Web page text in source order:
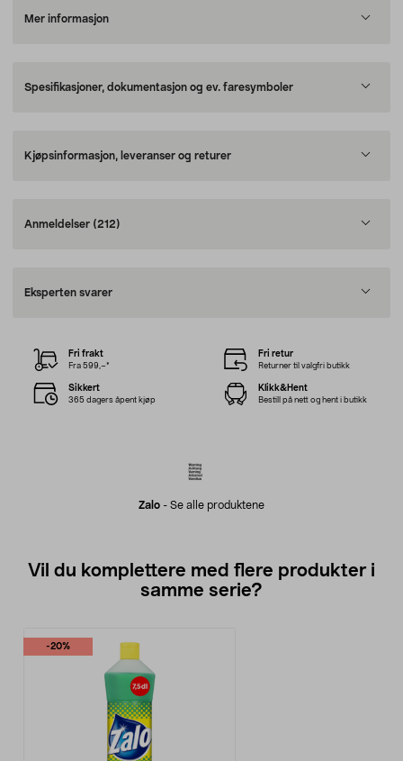
Mer informasjon
Spesifikasjoner, dokumentasjon og ev. faresymboler
Kjøpsinformasjon, leveranser og returer
Anmeldelser (212)
Eksperten svarer
Zalo - Se alle produktene
Fri frakt
Fra 599,–*
Fri retur
Returner til valgfri butikk
Sikkert
365 dagers åpent kjøp
Klikk&Hent
Bestill på nett og hent i butikk
Vil du komplettere med flere produkter i
samme serie?
-20%